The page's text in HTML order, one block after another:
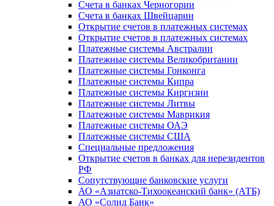
Счета в банках Черногории
Счета в банках Швейцарии
Открытие счетов в платежных системах
Открытие счетов в платежных системах
Платежные системы Австралии
Платежные системы Великобритании
Платежные системы Гонконга
Платежные системы Кипра
Платежные системы Киргизии
Платежные системы Литвы
Платежные системы Маврикия
Платежные системы ОАЭ
Платежные системы США
Специальные предложения
Открытие счетов в банках для нерезидентов
РФ
Сопутствующие банковские услуги
АО «Азиатско-Тихоокеанский банк» (АТБ)
АО «Солид Банк»